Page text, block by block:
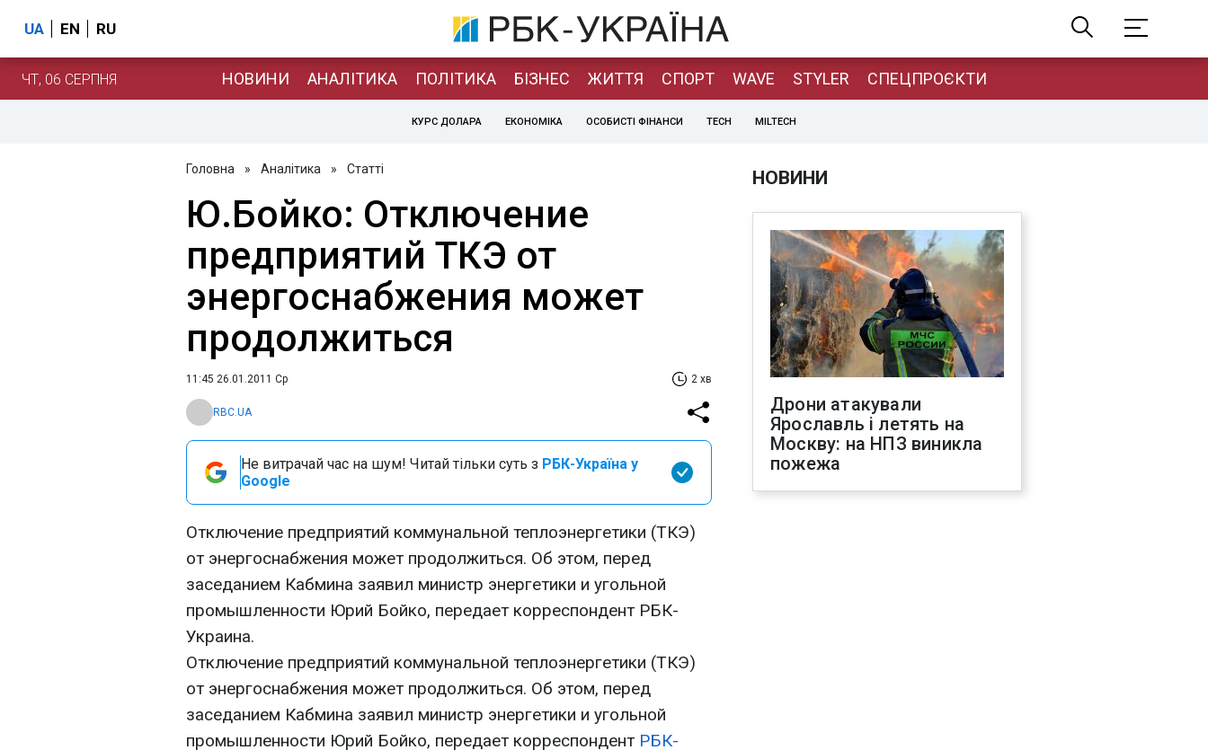
UA EN RU
ЧТ, 06 СЕРПНЯ НОВИНИ АНАЛІТИКА ПОЛІТИКА БІЗНЕС ЖИТТЯ СПОРТ WAVE STYLER СПЕЦПРОЄКТИ
КУРС ДОЛАРА ЕКОНОМІКА ОСОБИСТІ ФІНАНСИ TECH MILTECH
Головна » Аналітика » Статті
Ю.Бойко: Отключение
предприятий ТКЭ от
энергоснабжения может
продолжиться
11:45 26.01.2011 Ср 2 хв
RBC.UA
Не витрачай час на шум! Читай тільки суть з РБК-Україна у
Google
Отключение предприятий коммунальной теплоэнергетики (ТКЭ)
от энергоснабжения может продолжиться. Об этом, перед
заседанием Кабмина заявил министр энергетики и угольной
промышленности Юрий Бойко, передает корреспондент РБК-
Украина.
Отключение предприятий коммунальной теплоэнергетики (ТКЭ)
от энергоснабжения может продолжиться. Об этом, перед
заседанием Кабмина заявил министр энергетики и угольной
промышленности Юрий Бойко, передает корреспондент РБК-
НОВИНИ
Дрони атакували
Ярославль і летять на
Москву: на НПЗ виникла
пожежа